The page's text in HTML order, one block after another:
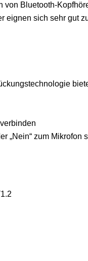
Bluetooth-
eignen sich sehr gut
„Nein“ zum Mikrofon